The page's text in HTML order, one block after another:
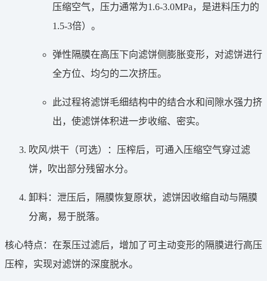
压缩空气，压力通常为1.6-3.0MPa，是进料压力的
1.5-3倍）。
弹性隔膜在高压下向滤饼侧膨胀变形，对滤饼进行
全方位、均匀的二次挤压。
此过程将滤饼毛细结构中的结合水和间隙水强力挤
出，使滤饼体积进一步收缩、密实。
吹风/烘干（可选）：压榨后，可通入压缩空气穿过滤
饼，吹出部分残留水分。
卸料：泄压后，隔膜恢复原状，滤饼因收缩自动与隔膜
分离，易于脱落。
核心特点：在泵压过滤后，增加了可主动变形的隔膜进行高压
压榨，实现对滤饼的深度脱水。